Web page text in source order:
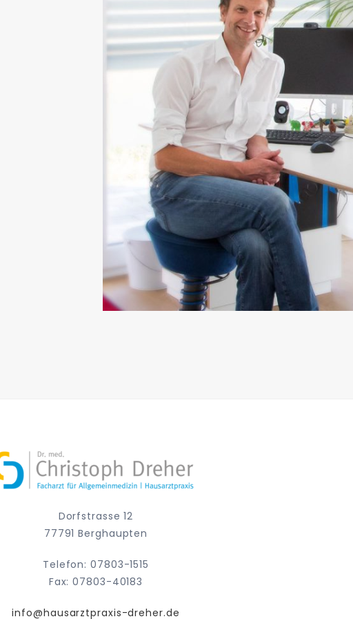
Dorfstrasse 12
77791 Berghaupten
Telefon: 07803-1515
Fax: 07803-40183
info@hausarztpraxis-dreher.de